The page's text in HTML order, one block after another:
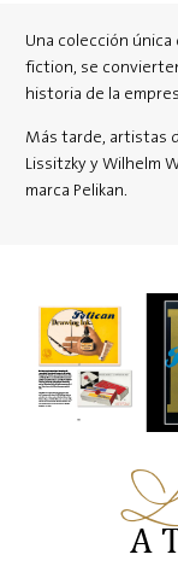
Una colección
fiction, se
historia de la
Más tarde, artistas
Lissitzky y Wilhelm
marca Pelikan.
A